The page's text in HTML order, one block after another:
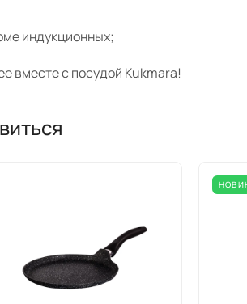
индукционных;
вместе с посудой Kukmara!